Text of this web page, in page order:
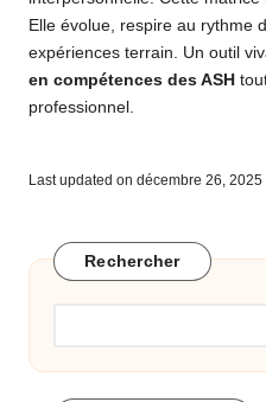
Elle évolue, respire au rythme
expériences terrain. Un outil
en compétences des ASH
professionnel.
Last updated on décembre 26, 2025
Rechercher